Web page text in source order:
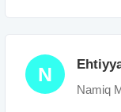
N
Namiq